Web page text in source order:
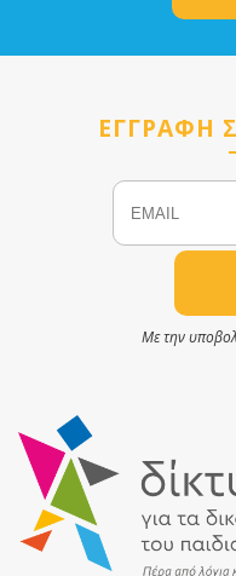
ΕΓΓΡΑΦΗ
Email
Με την